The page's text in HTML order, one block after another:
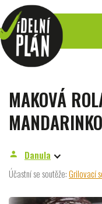
MAKOVÁ
person
Danula
Účastní se soutěže:Grilovací